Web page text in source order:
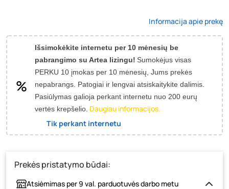
Informacija apie prekę
Išsimokėkite internetu per 10 mėnesių be
pabrangimo su Artea lizingu! Sumokėjus visas
PERKU 10 įmokas per 10 mėnesių, Jums prekės
nepabrangs. Patogiai ir lengvai atsiskaitykite dalimis.
Pasiūlymas galioja perkant internetu nuo 200 eurų
vertės krepšelio. Daugiau informacijos.
Tik perkant internetu
Prekės pristatymo būdai:
Atsiėmimas per 9 val. parduotuvės darbo metu